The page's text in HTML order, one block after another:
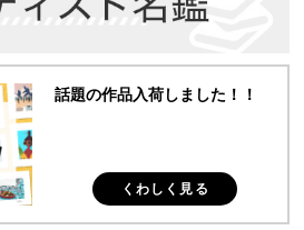
話題の作品入荷しました！！
くわしく見る